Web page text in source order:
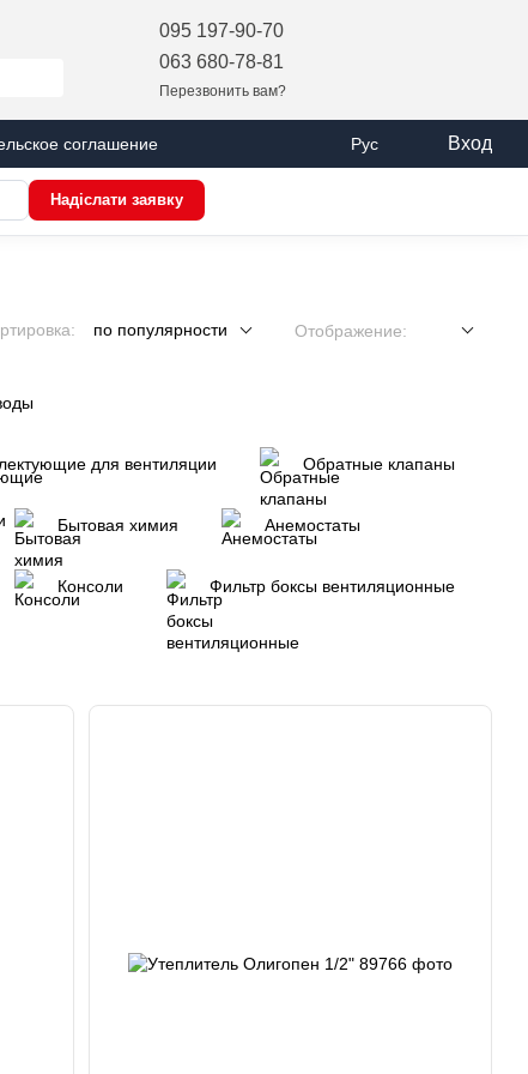
095 197-90-70
063 680-78-81
Перезвонить вам?
соглашение
Рус Вход
Надіслати заявку
по популярности Отображение:
для вентиляции Обратные клапаны
Бытовая химия Анемостаты
Консоли Фильтр боксы вентиляционные